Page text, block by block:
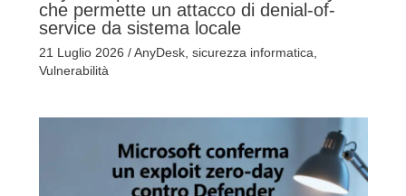
che permette un attacco di denial-of-
service da sistema locale
21 Luglio 2026 /AnyDesk, sicurezza informatica
Vulnerabilità